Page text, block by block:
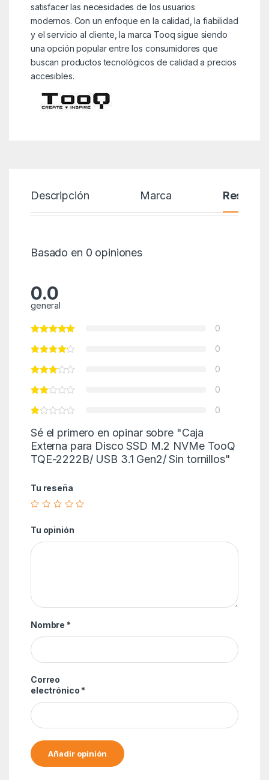
satisfacer las necesidades de los usuarios
modernos. Con un enfoque en la calidad, la fiabilidad
y el servicio al cliente, la marca Tooq sigue siendo
una opción popular entre los consumidores que
buscan productos tecnológicos de calidad a precios
accesibles.
Descripción Marca Reseñas
Basado en 0 opiniones
0.0
general
0
0
0
0
0
Sé el primero en opinar sobre "Caja
Externa para Disco SSD M.2 NVMe TooQ
TQE-2222B/ USB 3.1 Gen2/ Sin tornillos"
Tu reseña
Tu opinión
Nombre *
Correo
electrónico *